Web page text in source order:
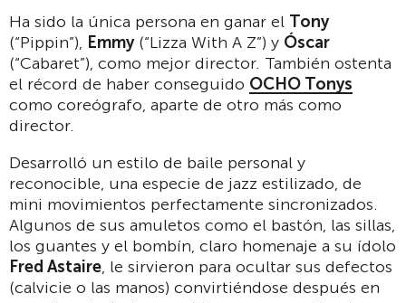
Ha sido la única persona en ganar el Tony
(“Pippin”), Emmy(“Lizza With A Z”) y Óscar
(“Cabaret”), como mejor director. También ostenta
el récord de haber conseguido OCHO Tonys
como coreógrafo, aparte de otro más como
director.
Desarrolló un estilo de baile personal y
reconocible, una especie de jazz estilizado, de
mini movimientos perfectamente sincronizados.
Algunos de sus amuletos como el bastón, las sillas,
los guantes y el bombín, claro homenaje a su ídolo
Fred Astaire, le sirvieron para ocultar sus defectos
(calvicie o las manos) convirtiéndose después en